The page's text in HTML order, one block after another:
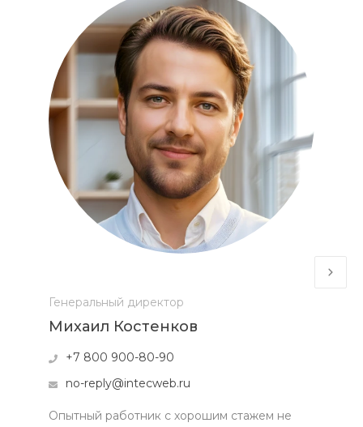
Генеральный директор
Михаил Костенков
+7 800 900-80-90
no-reply@intecweb.ru
Опытный работник с хорошим стажем не